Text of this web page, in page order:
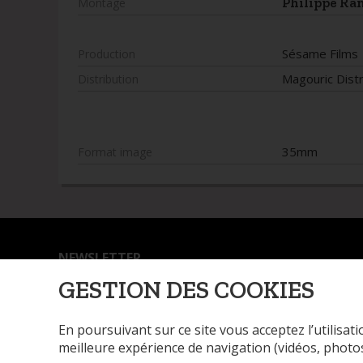
Sésame Films
Magouric
35mm
NEWSLETTER
L'ASSOCIATION FILMS & CINÉASTES
GESTION DES COOKIES
En poursuivant sur ce site vous acceptez
meilleure expérience de navigation (vidéos,